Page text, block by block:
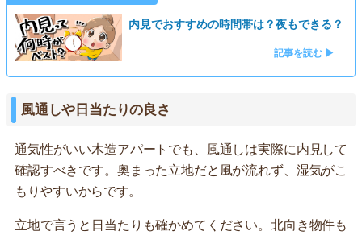
内見でおすすめの時間帯は？夜もできる？
記事を読む ▶
風通しや日当たりの良さ
通気性がいい木造アパートでも、風通しは実際に内見して
確認すべきです。奥まった立地だと風が流れず、湿気がこ
もりやすいからです。
立地で言うと日当たりも確かめてください。北向き物件も